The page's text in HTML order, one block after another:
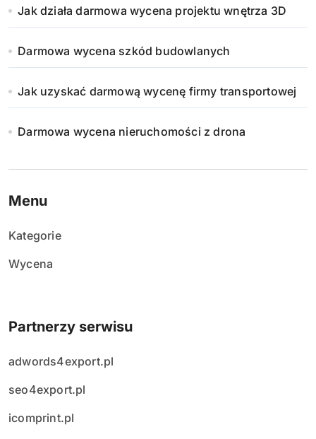
Jak działa darmowa wycena projektu wnętrza 3D
Darmowa wycena szkód budowlanych
Jak uzyskać darmową wycenę firmy transportowej
Darmowa wycena nieruchomości z drona
Menu
Kategorie
Wycena
Partnerzy serwisu
adwords4export.pl
seo4export.pl
icomprint.pl